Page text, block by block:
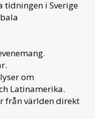
tidningen i Sverige
om
Latinamerika.
från världen direkt